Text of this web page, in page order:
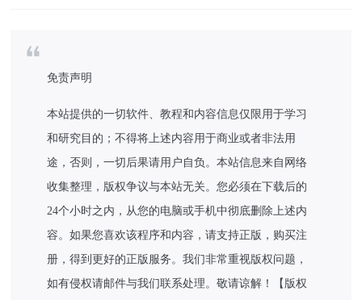
免责声明
本站提供的一切软件、教程和内容信息仅限用于学习
和研究目的；不得将上述内容用于商业或者非法用
途，否则，一切后果请用户自负。本站信息来自网络
收集整理，版权争议与本站无关。您必须在下载后的
24个小时之内，从您的电脑或手机中彻底删除上述内
容。如果您喜欢该程序和内容，请支持正版，购买注
册，得到更好的正版服务。我们非常重视版权问题，
如有侵权请邮件与我们联系处理。敬请谅解！【版权